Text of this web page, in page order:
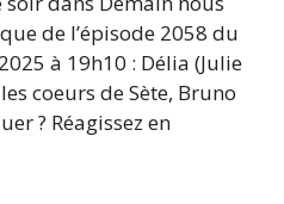
de l’épisode 2058 du
à 19h10 : Délia (Julie
coeurs de Sète, Bruno
? Réagissez en